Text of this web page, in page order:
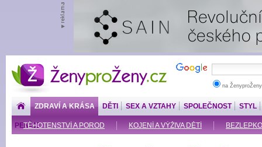
ŽenyproŽeny.cz
na
ZDRAVÍ A KRÁSA
TĚHOTENSTVÍ A POROD KOJENÍ A VÝŽIVA DĚTÍ
DĚTI SEX A VZTAHY SPOLEČNOST STYL
PENÍZE